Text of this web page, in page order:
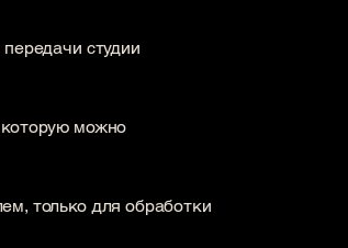
студии
можно
только для обработки